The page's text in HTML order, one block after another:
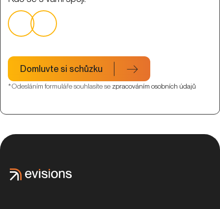
*Odesláním formuláře souhlasíte se zpracováním osobních údajů
Domluvte si schůzku